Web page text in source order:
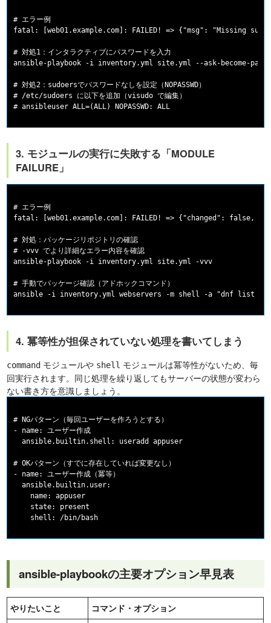
# エラー例
fatal: [web01.example.com]: FAILED! => {"msg": "Missing sudo
# 対処1：インタラクティブにパスワードを入力
ansible-playbook -i inventory.yml site.yml --ask-become-pass
# 対処2：sudoersでパスワードなしを設定（NOPASSWD）
# /etc/sudoers に以下を追加（visudo で編集）
3. モジュールの実行に失敗する「MODULE
FAILURE」
# エラー例
fatal: [web01.example.com]: FAILED! => {"changed": false,
# 対処：パッケージリポジトリの確認
# -vvv でより詳細なエラー内容を確認
ansible-playbook -i inventory.yml site.yml -vvv
# 手動でパッケージ確認（アドホックコマンド）
4. 冪等性が担保されていない処理を書いてしまう
command モジュールや shell モジュールは冪等性がないため、毎
回実行されます。同じ処理を繰り返してもサーバーの状態が変わら
ない書き方を意識しましょう。
# NGパターン（毎回ユーザーを作ろうとする）
- name: ユーザー作成
  ansible.builtin.shell: useradd appuser
# OKパターン（すでに存在していれば変更なし）
- name: ユーザー作成（冪等）
  ansible.builtin.user:
    name: appuser
    state: present
ansible-playbookの主要オプション早見表
やりたいこと コマンド・オプション